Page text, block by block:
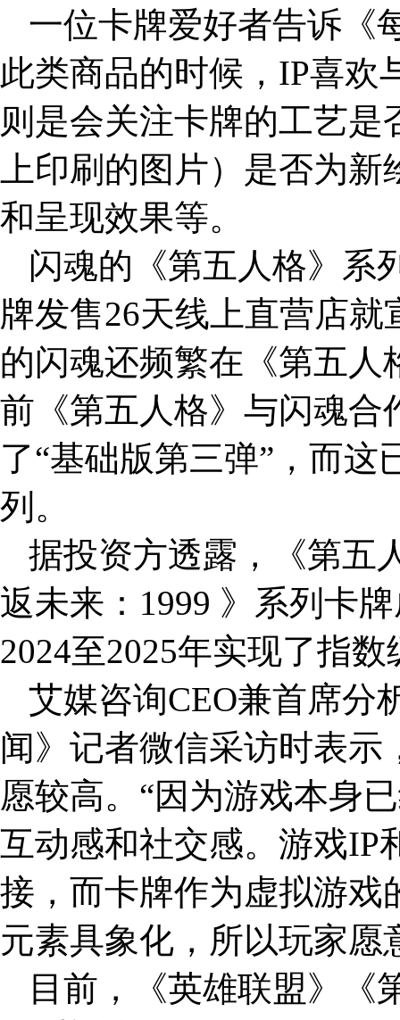
一位卡牌爱好者告诉《
此类商品的时候，IP喜欢
则是会关注卡牌的工艺
上印刷的图片）是否为
和呈现效果等。
闪魂的《第五人格》系
牌发售26天线上直营店
的闪魂还频繁在《第五人
前《第五人格》与闪魂合
了“基础版第三弹”，而
列。
据投资方透露，《第五
返未来：1999 》系列卡
2024至2025年实现了指
艾媒咨询CEO兼首席分
闻》记者微信采访时表示
愿较高。“因为游戏本身
互动感和社交感。游戏IP
接，而卡牌作为虚拟游戏
元素具象化，所以玩家愿
目前，《英雄联盟》《